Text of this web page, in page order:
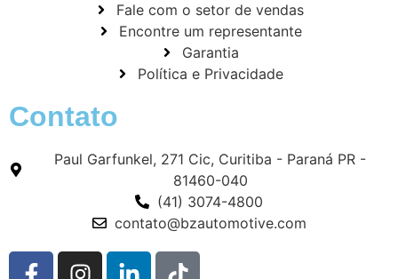
Fale com o setor de vendas
Encontre um representante
Garantia
Política e Privacidade
Contato
Paul Garfunkel, 271 Cic, Curitiba - Paraná PR -
81460-040
(41) 3074-4800
contato@bzautomotive.com